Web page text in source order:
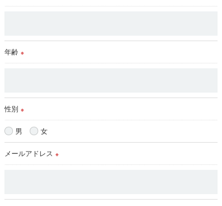
年齢 ※
性別 ※
男 女
メールアドレス ※